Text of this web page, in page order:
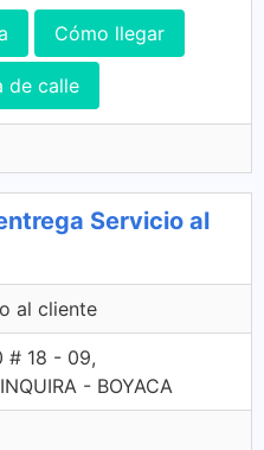
Cómo llegar
de calle
Servicio al
al cliente
# 18 - 09,
- BOYACA